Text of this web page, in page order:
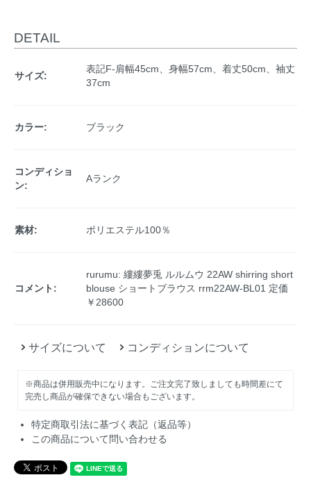
DETAIL
サイズ:
表記F-肩幅45cm、身幅57cm、着丈50cm、袖丈
37cm
カラー: ブラック
コンディショ
ン:
Aランク
素材: ポリエステル100％
コメント:
rurumu: 縷縷夢兎 ルルムウ 22AW shirring short
blouse ショートブラウス rrm22AW-BL01 定価
￥28600
サイズについて コンディションについて
※商品は併用販売中になります。ご注文完了致しましても時間差にて
完売し商品が確保できない場合もございます。
特定商取引法に基づく表記（返品等）
この商品について問い合わせる